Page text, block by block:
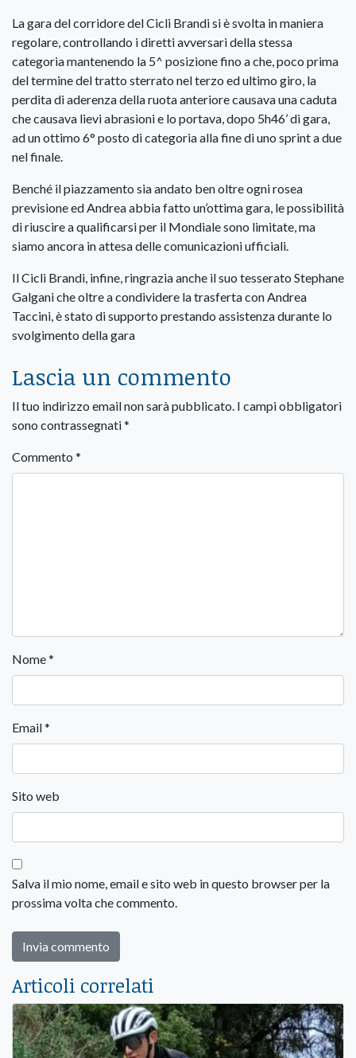
La gara del corridore del Cicli Brandi si è svolta in maniera
regolare, controllando i diretti avversari della stessa
categoria mantenendo la 5^ posizione fino a che, poco prima
del termine del tratto sterrato nel terzo ed ultimo giro, la
perdita di aderenza della ruota anteriore causava una caduta
che causava lievi abrasioni e lo portava, dopo 5h46’ di gara,
ad un ottimo 6° posto di categoria alla fine di uno sprint a due
nel finale.
Benché il piazzamento sia andato ben oltre ogni rosea
previsione ed Andrea abbia fatto un’ottima gara, le possibilità
di riuscire a qualificarsi per il Mondiale sono limitate, ma
siamo ancora in attesa delle comunicazioni ufficiali.
Il Cicli Brandi, infine, ringrazia anche il suo tesserato Stephane
Galgani che oltre a condividere la trasferta con Andrea
Taccini, è stato di supporto prestando assistenza durante lo
svolgimento della gara
Lascia un commento
Il tuo indirizzo email non sarà pubblicato. I campi obbligatori
sono contrassegnati*
Commento *
Nome*
Email*
Sito web
Salva il mio nome, email e sito web in questo browser per la
prossima volta che commento.
Articoli correlati